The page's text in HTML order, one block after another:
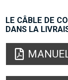
LE CÂBLE DE
DANS LA